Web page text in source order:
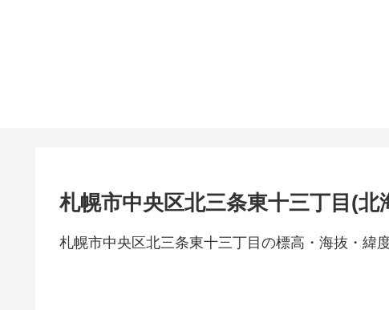
札幌市中央区北三条東十三丁目(
札幌市中央区北三条東十三丁目の標高・海抜・緯